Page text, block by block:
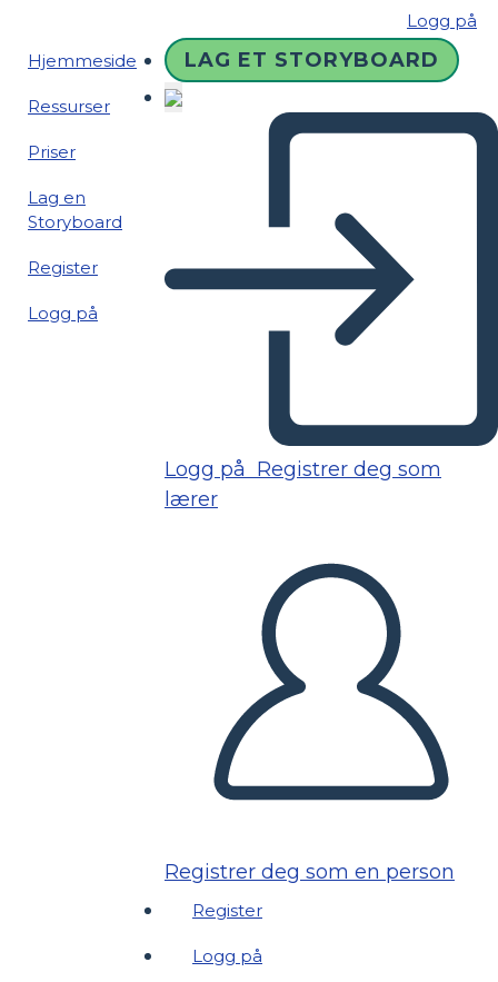
Logg på
Hjemmeside
Ressurser
Priser
Lag en
Storyboard
Register
Logg på
LAG ET STORYBOARD
Logg på Registrer deg som
lærer
Registrer deg som en person
Register
Logg på